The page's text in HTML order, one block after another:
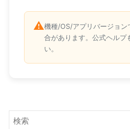
⚠️機種/OS/アプリバージョン
合があります。公式ヘルプ
い。